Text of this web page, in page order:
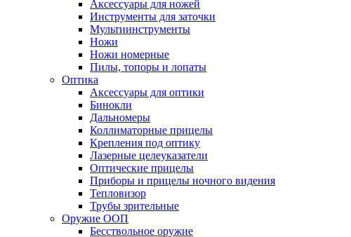
Аксессуары для ножей
Инструменты для заточки
Мультиинструменты
Ножи
Ножи номерные
Пилы, топоры и лопаты
Оптика
Аксессуары для оптики
Бинокли
Дальномеры
Коллиматорные прицелы
Крепления под оптику
Лазерные целеуказатели
Оптические прицелы
Приборы и прицелы ночного видения
Тепловизор
Трубы зрительные
Оружие ООП
Бесствольное оружие